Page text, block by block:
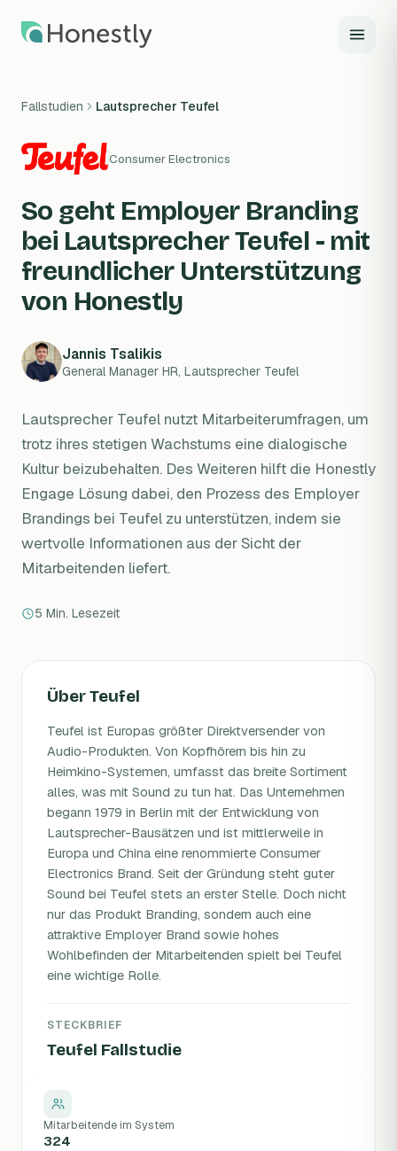
Fallstudien Lautsprecher Teufel
Consumer Electronics
So geht Employer Branding
bei Lautsprecher Teufel - mit
freundlicher Unterstützung
von Honestly
Jannis Tsalikis
General Manager HR, Lautsprecher Teufel
Lautsprecher Teufel nutzt Mitarbeiterumfragen, um
trotz ihres stetigen Wachstums eine dialogische
Kultur beizubehalten. Des Weiteren hilft die Honestly
Engage Lösung dabei, den Prozess des Employer
Brandings bei Teufel zu unterstützen, indem sie
wertvolle Informationen aus der Sicht der
Mitarbeitenden liefert.
5 Min. Lesezeit
Über Teufel
Teufel ist Europas größter Direktversender von
Audio-Produkten. Von Kopfhörern bis hin zu
Heimkino-Systemen, umfasst das breite Sortiment
alles, was mit Sound zu tun hat. Das Unternehmen
begann 1979 in Berlin mit der Entwicklung von
Lautsprecher-Bausätzen und ist mittlerweile in
Europa und China eine renommierte Consumer
Electronics Brand. Seit der Gründung steht guter
Sound bei Teufel stets an erster Stelle. Doch nicht
nur das Produkt Branding, sondern auch eine
attraktive Employer Brand sowie hohes
Wohlbefinden der Mitarbeitenden spielt bei Teufel
eine wichtige Rolle.
STECKBRIEF
Teufel Fallstudie
Mitarbeitende im System
324